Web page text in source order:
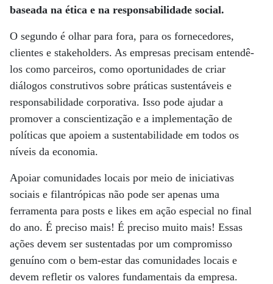
baseada na ética e na responsabilidade social.
O segundo é olhar para fora, para os fornecedores,
clientes e stakeholders. As empresas precisam entendê-
los como parceiros, como oportunidades de criar
diálogos construtivos sobre práticas sustentáveis e
responsabilidade corporativa. Isso pode ajudar a
promover a conscientização e a implementação de
políticas que apoiem a sustentabilidade em todos os
níveis da economia.
Apoiar comunidades locais por meio de iniciativas
sociais e filantrópicas não pode ser apenas uma
ferramenta para posts e likes em ação especial no final
do ano. É preciso mais! É preciso muito mais! Essas
ações devem ser sustentadas por um compromisso
genuíno com o bem-estar das comunidades locais e
devem refletir os valores fundamentais da empresa.